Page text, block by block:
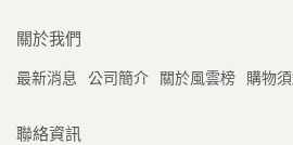
關於我們
最新消息 公司簡介 關於風雲榜 購物
聯絡資訊